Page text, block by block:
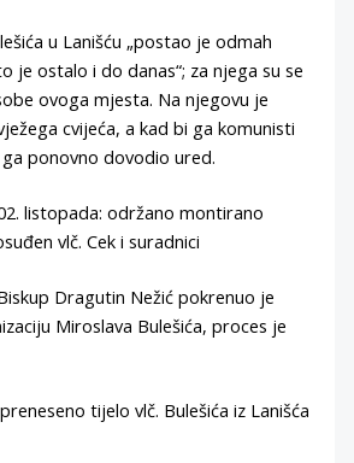
u Lanišću „postao je odmah
je ostalo i do danas“; za njega su se
ovoga mjesta. Na njegovu je
cvijeća, a kad bi ga komunisti
ponovno dovodio ured.
listopada: održano montirano
vlč. Cek i suradnici
Dragutin Nežić pokrenuo je
Miroslava Bulešića, proces je
tijelo vlč. Bulešića iz Lanišća